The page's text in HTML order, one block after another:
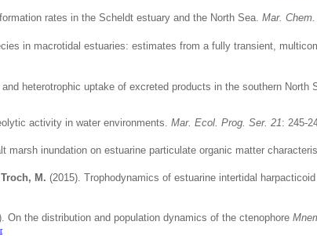
rates in the Scheldt estuary and the North Sea. Mar.
in macrotidal estuaries: estimates from a fully transient,
heterotrophic uptake of excreted products in the southern North
activity in water environments. Mar. Ecol. Prog. Ser. 21: 245-
marsh inundation on estuarine particulate organic matter
M. (2015). Trophodynamics of estuarine intertidal
On the distribution and population dynamics of the ctenophore